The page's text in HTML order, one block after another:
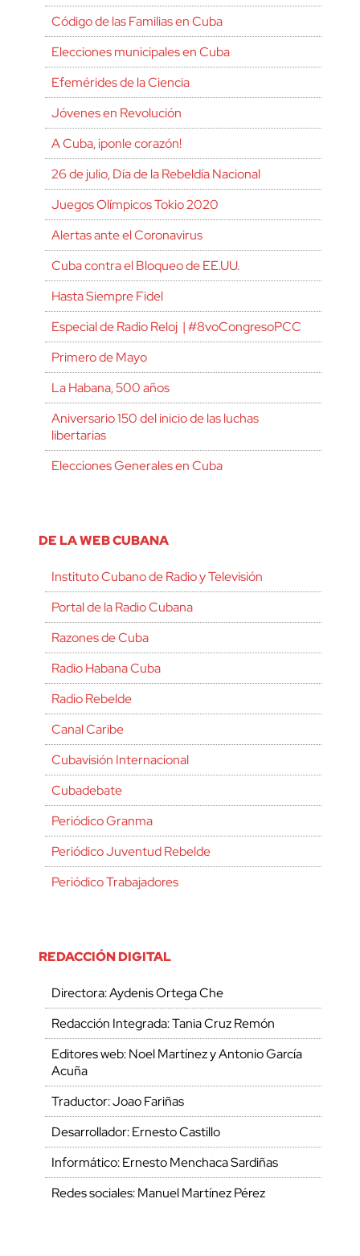
Código de las Familias en Cuba
Elecciones municipales en Cuba
Efemérides de la Ciencia
Jóvenes en Revolución
A Cuba, ¡ponle corazón!
26 de julio, Día de la Rebeldía Nacional
Juegos Olímpicos Tokio 2020
Alertas ante el Coronavirus
Cuba contra el Bloqueo de EE.UU.
Hasta Siempre Fidel
Especial de Radio Reloj | #8voCongresoPCC
Primero de Mayo
La Habana, 500 años
Aniversario 150 del inicio de las luchas
libertarias
Elecciones Generales en Cuba
DE LA WEB CUBANA
Instituto Cubano de Radio y Televisión
Portal de la Radio Cubana
Razones de Cuba
Radio Habana Cuba
Radio Rebelde
Canal Caribe
Cubavisión Internacional
Cubadebate
Periódico Granma
Periódico Juventud Rebelde
Periódico Trabajadores
REDACCIÓN DIGITAL
Directora: Aydenis Ortega Che
Redacción Integrada: Tania Cruz Remón
Editores web: Noel Martínez y Antonio García
Acuña
Traductor: Joao Fariñas
Desarrollador: Ernesto Castillo
Informático: Ernesto Menchaca Sardiñas
Redes sociales: Manuel Martínez Pérez